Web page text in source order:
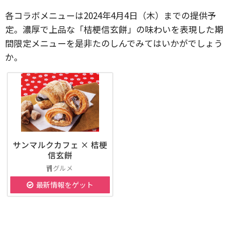
各コラボメニューは2024年4月4日（木）までの提供予
定。濃厚で上品な「桔梗信玄餅」の味わいを表現した期
間限定メニューを是非たのしんでみてはいかがでしょう
か。
サンマルクカフェ × 桔梗
信玄餅
グルメ
最新情報をゲット